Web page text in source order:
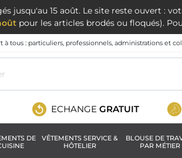
jusqu'au 15 août. Le site reste ouvert :
pour les articles brodés ou floqués).
à tous : particuliers, professionnels, administrations et
ECHANGE GRATUIT
DE
VÊTEMENTS SERVICE &
HÔTELIER
BLOUSE DE
PAR MÉTIER